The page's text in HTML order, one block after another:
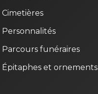
Cimetières
Personnalités
Parcours funéraires
Épitaphes et ornements